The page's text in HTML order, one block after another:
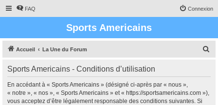
FAQ Connexion
Sports Americains
Accueil La Une du Forum
Sports Americains - Conditions d’utilisation
En accédant à « Sports Americains » (désigné ci-après par « nous »,
« notre », « nos », « Sports Americains » et « https://sportsamericains.com »),
vous acceptez d’être légalement responsable des conditions suivantes. Si